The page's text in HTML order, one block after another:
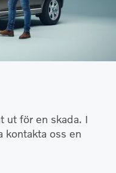
ut för en skada. I
kontakta oss en